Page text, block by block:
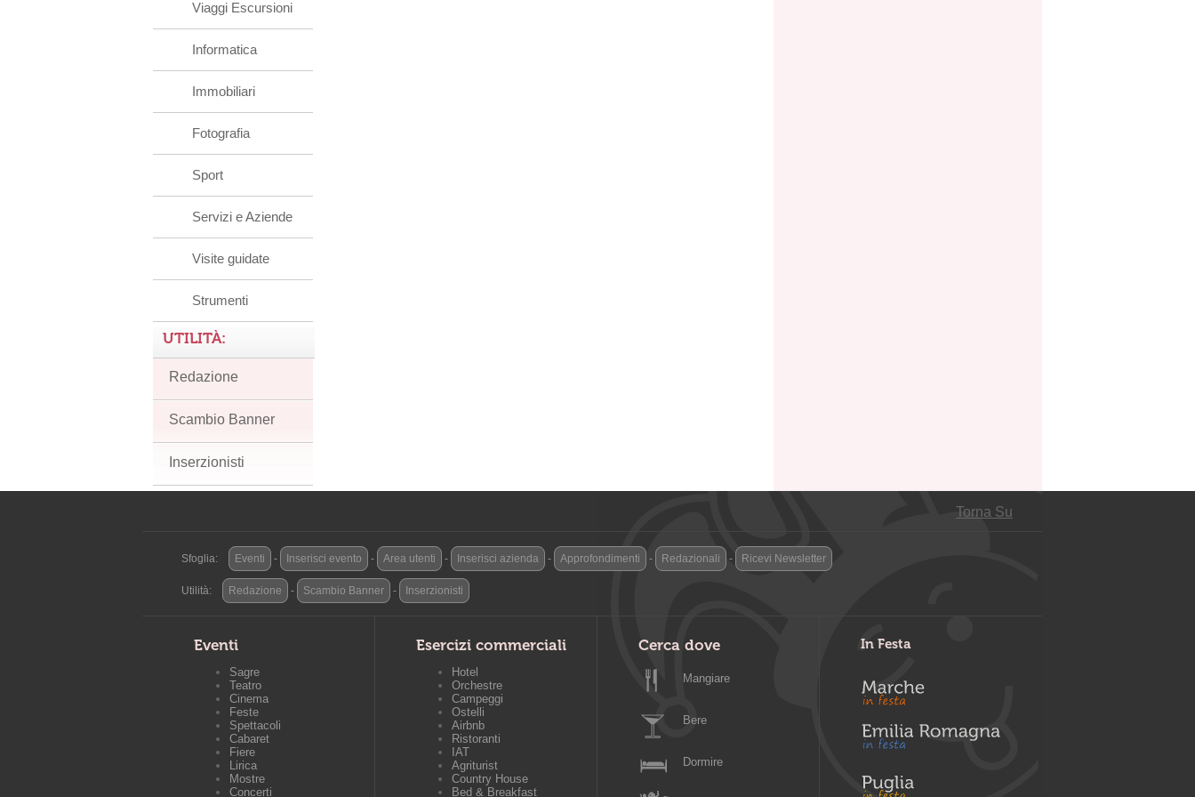
Viaggi Escursioni
Informatica
Immobiliari
Fotografia
Sport
Servizi e Aziende
Visite guidate
Strumenti
UTILITÀ:
Redazione
Scambio Banner
Inserzionisti
Torna Su
Sfoglia: Eventi - Inserisci evento - Area utenti - Inserisci azienda - Approfondimenti - Redazionali - Ricevi Newsletter
Utilità: Redazione - Scambio Banner - Inserzionisti
Eventi
Sagre
Teatro
Cinema
Feste
Spettacoli
Cabaret
Fiere
Lirica
Mostre
Concerti
Esercizi commerciali
Hotel
Orchestre
Campeggi
Ostelli
Airbnb
Ristoranti
IAT
Agriturist
Country House
Bed & Breakfast
Cerca dove
Mangiare
Bere
Dormire
In Festa